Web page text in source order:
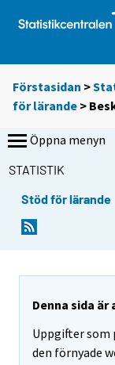
Förstasidan >
för lärande >
Öppna menyn
STATISTIK
Stöd för lärande
Denna sida är
Uppgifter som
den förnyade